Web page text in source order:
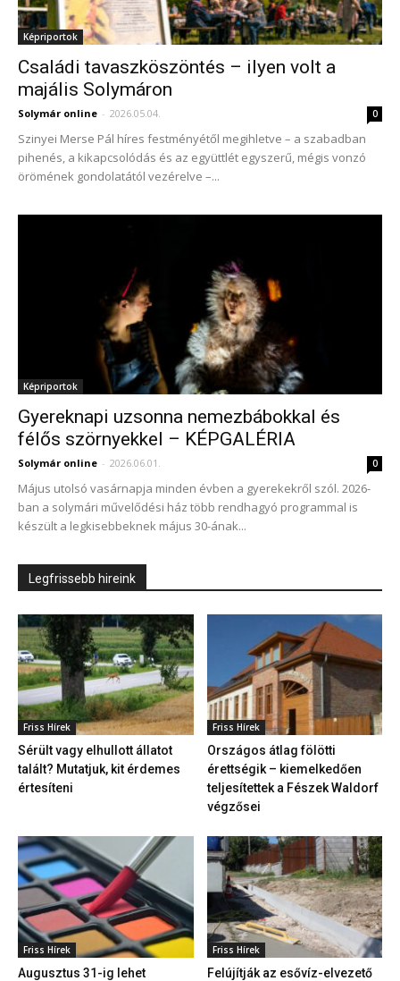
Képriportok
Családi tavaszköszöntés – ilyen volt a
majális Solymáron
Solymár online - 2026.05.04. 0
Szinyei Merse Pál híres festményétől megihletve – a szabadban
pihenés, a kikapcsolódás és az együttlét egyszerű, mégis vonzó
örömének gondolatától vezérelve –...
Képriportok
Gyereknapi uzsonna nemezbábokkal és
félős szörnyekkel – KÉPGALÉRIA
Solymár online - 2026.06.01. 0
Május utolsó vasárnapja minden évben a gyerekekről szól. 2026-
ban a solymári művelődési ház több rendhagyó programmal is
készült a legkisebbeknek május 30-ának...
Legfrissebb hireink
Friss Hírek
Sérült vagy elhullott állatot
talált? Mutatjuk, kit érdemes
értesíteni
Friss Hírek
Országos átlag fölötti
érettségik – kiemelkedően
teljesítettek a Fészek Waldorf
végzősei
Friss Hírek
Augusztus 31-ig lehet
Friss Hírek
Felújítják az esővíz-elvezető